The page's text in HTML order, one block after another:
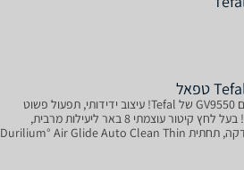
מגהץ קיטור 2,600 וואט מדגם GV9550 של Tefal! עיצוב ידידותי, תפעול פשוט
וטיפול בלתי מתפשר בבגדים! בעל לחץ קיטור עוצמתי 8 באר ליעילות מרבית,
תפוקת אדים של 520 גרם לדקה, תחתית Durilium° Air Glide Auto Clean Thin